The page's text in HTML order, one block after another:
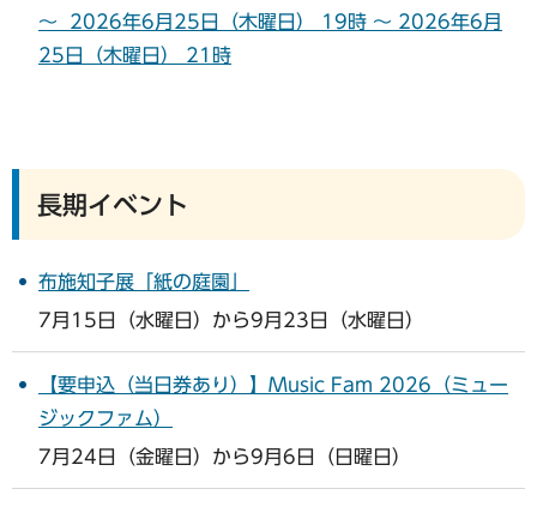
～ 2026年6月25日（木曜日） 19時 ～ 2026年6月
25日（木曜日） 21時
長期イベント
布施知子展「紙の庭園」
7月15日（水曜日）から9月23日（水曜日）
【要申込（当日券あり）】Music Fam 2026（ミュー
ジックファム）
7月24日（金曜日）から9月6日（日曜日）